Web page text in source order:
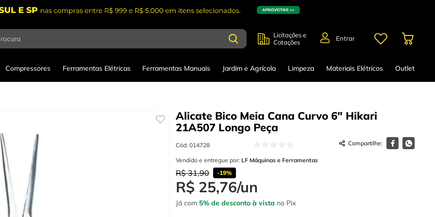
Licitações e
Cotações
Entrar
Compressores Ferramentas Elétricas Ferramentas Manuais Jardim e Agrícola Limpeza Materiais Elétricos Outlet
Alicate Bico Meia Cana Curvo 6" Hikari
21A507 Longo Peça
Cód: 014728
Vendido e entregue por: LF Máquinas e Ferramentas
R$ 31,90 -19%
R$ 25,76/un
Já com 5% de desconto à vista no Pix